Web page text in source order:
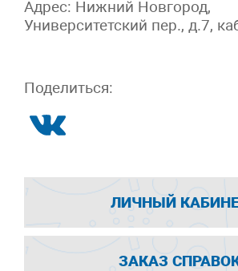
Адрес: Нижний Новгород,
Университетский пер., д.7,
Поделиться:
ЛИЧНЫЙ
ЗАКАЗ